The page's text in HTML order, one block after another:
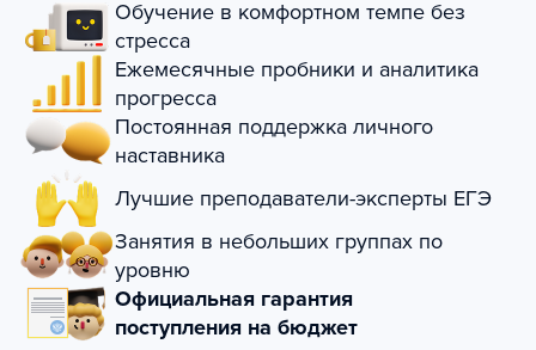
Обучение в комфортном темпе без
стресса
Ежемесячные пробники и аналитика
прогресса
Постоянная поддержка личного
наставника
Лучшие преподаватели-эксперты ЕГЭ
Занятия в небольших группах по
уровню
Официальная гарантия
поступления на бюджет